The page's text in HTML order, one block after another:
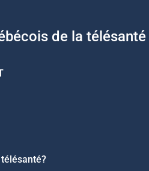
de la télésanté
télésanté?